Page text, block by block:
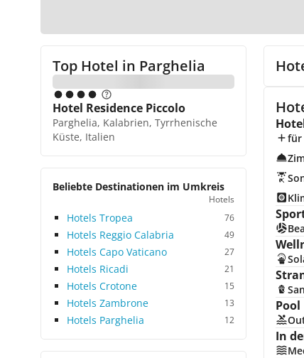
Top Hotel in Parghelia
Hotel Residence Piccolo
Parghelia, Kalabrien, Tyrrhenische
Küste, Italien
Beliebte Destinationen im Umkreis
Hotels
Hotels Tropea 76
Hotels Reggio Calabria 49
Hotels Capo Vaticano 27
Hotels Ricadi 21
Hotels Crotone 15
Hotels Zambrone 13
Hotels Parghelia 12
für
Pool
In